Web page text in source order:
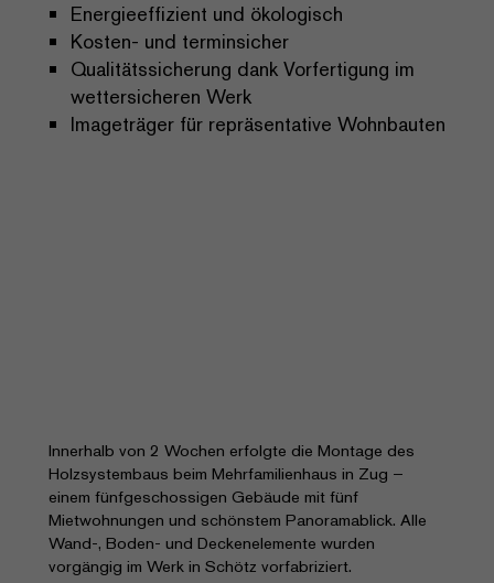
Energieeffizient und ökologisch
Kosten- und terminsicher
Qualitätssicherung dank Vorfertigung im
wettersicheren Werk
Imageträger für repräsentative Wohnbauten
Innerhalb von 2 Wochen erfolgte die Montage des
Holzsystembaus beim Mehrfamilienhaus in Zug –
einem fünfgeschossigen Gebäude mit fünf
Mietwohnungen und schönstem Panoramablick. Alle
Wand-, Boden- und Deckenelemente wurden
vorgängig im Werk in Schötz vorfabriziert.